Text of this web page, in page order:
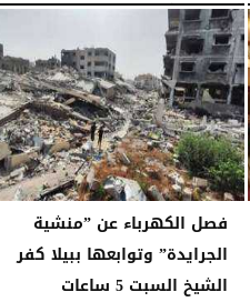
السبت، 10 يناير 2026 06:35 صـ
فصل الكهرباء عن ”منشية
الجرايدة” وتوابعها ببيلا كفر
الشيخ السبت 5 ساعات